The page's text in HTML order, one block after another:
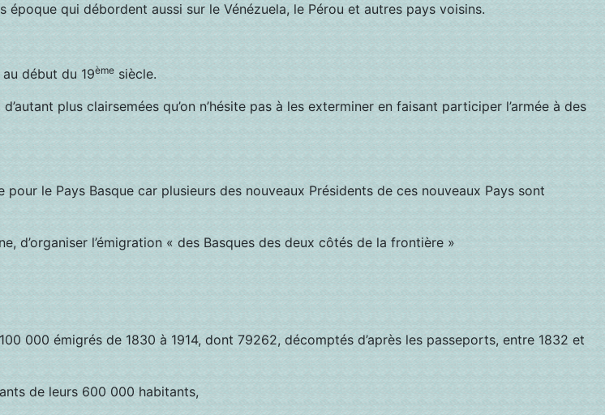
qui débordent aussi sur le Vénézuela, le Pérou et autres pays voisins.
début du 19èmesiècle.
plus clairsemées qu’on n’hésite pas à les exterminer en faisant participer l’armée à des
pour le Pays Basque car plusieurs des nouveaux Présidents de ces nouveaux Pays sont
d’organiser l’émigration « des Basques des deux côtés de la frontière »
000 émigrés de 1830 à 1914, dont 79262, décomptés d’après les passeports, entre 1832 et
de leurs 600 000 habitants,